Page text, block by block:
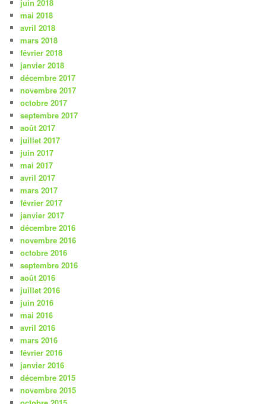
juin 2018
mai 2018
avril 2018
mars 2018
février 2018
janvier 2018
décembre 2017
novembre 2017
octobre 2017
septembre 2017
août 2017
juillet 2017
juin 2017
mai 2017
avril 2017
mars 2017
février 2017
janvier 2017
décembre 2016
novembre 2016
octobre 2016
septembre 2016
août 2016
juillet 2016
juin 2016
mai 2016
avril 2016
mars 2016
février 2016
janvier 2016
décembre 2015
novembre 2015